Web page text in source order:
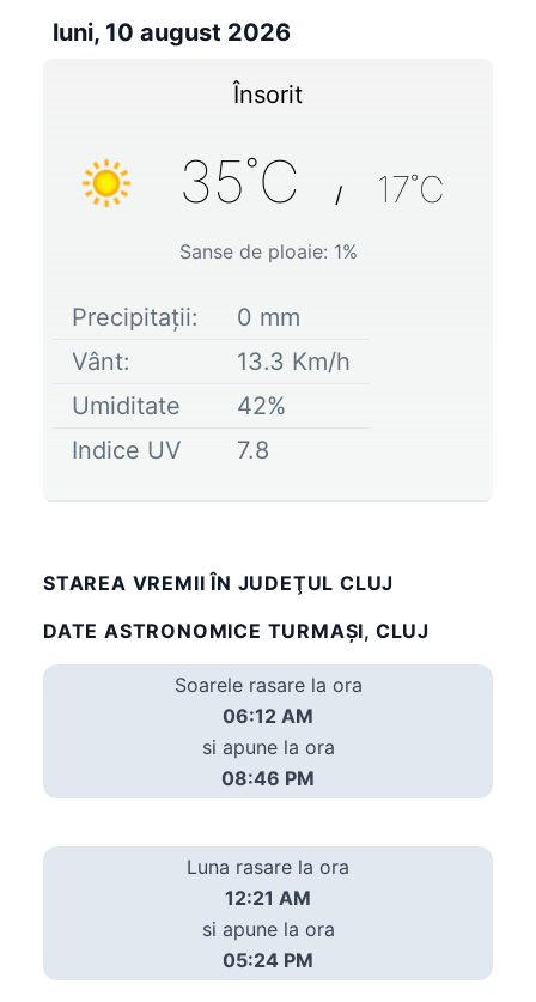
luni, 10 august 2026
Însorit
35˚C / 17˚C
Sanse de ploaie: 1%
Precipitații: 0 mm
Vânt:
13.3 Km/h
Umiditate
42%
Indice UV
7.8
STAREA VREMII ÎN JUDEŢUL CLUJ
DATE ASTRONOMICE TURMAŞI, CLUJ
Soarele rasare la ora
06:12 AM
si apune la ora
08:46 PM
Luna rasare la ora
12:21 AM
si apune la ora
05:24 PM